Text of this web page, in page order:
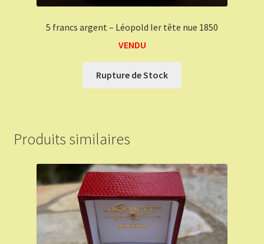
5 francs argent – Léopold Ier tête nue 1850
VENDU
Rupture de Stock
Produits similaires